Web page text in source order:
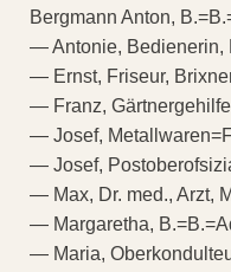
Bergmann Anton,
— Antonie, Bedienerin,
— Ernst, Friseur,
— Franz,
— Josef,
— Josef,
— Max, Dr. med., Arzt,
— Margaretha,
— Maria,